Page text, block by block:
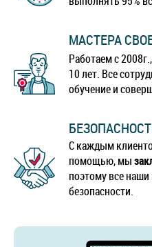
МАСТЕРА
Работаем с
10 лет. Все
обучение и
С каждым
помощью, мы
поэтому все
безопасности.